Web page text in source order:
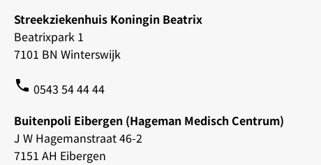
Streekziekenhuis Koningin Beatrix
Beatrixpark 1
7101 BN Winterswijk
phone 0543 54 44 44
Buitenpoli Eibergen (Hageman Medisch Centrum)
J W Hagemanstraat 46-2
7151 AH Eibergen